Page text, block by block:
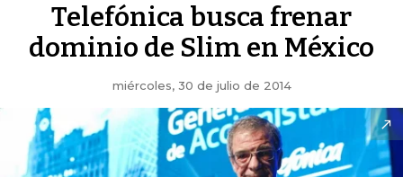
Telefónica busca frenar
dominio de Slim en México
miércoles, 30 de julio de 2014